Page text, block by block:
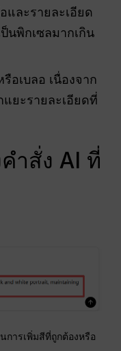
และรายละเอียด
นพิกเซลมากเกิน
อเบลอ เนื่องจาก
ยะรายละเอียดที่
ำสั่ง AI ที่
การเพิ่มสีที่ถูกต้องหรือ